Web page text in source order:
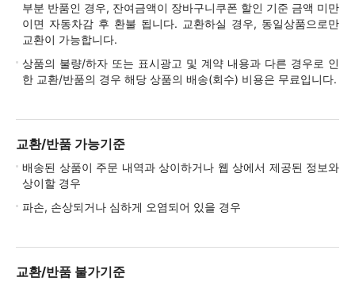
부분 반품인 경우, 잔여금액이 장바구니쿠폰 할인 기준 금액 미만
이면 자동차감 후 환불 됩니다. 교환하실 경우, 동일상품으로만
교환이 가능합니다.
상품의 불량/하자 또는 표시광고 및 계약 내용과 다른 경우로 인
한 교환/반품의 경우 해당 상품의 배송(회수) 비용은 무료입니다.
교환/반품 가능기준
배송된 상품이 주문 내역과 상이하거나 웹 상에서 제공된 정보와
상이할 경우
파손, 손상되거나 심하게 오염되어 있을 경우
교환/반품 불가기준